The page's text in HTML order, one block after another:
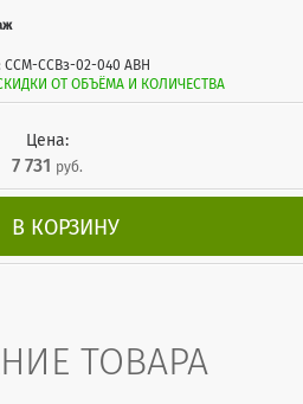
ССМ-ССВз-02-040 АВН
ОТ ОБЪЁМА И КОЛИЧЕСТВА
Цена:
7 731 руб.
В КОРЗИНУ
ТОВАРА